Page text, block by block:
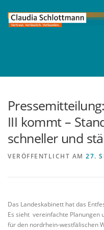
zum
Inhalt
III kommt –
schneller und
VERÖFFENTLICHT AM 27.
Das Landeskabinett hat das
Es sieht vereinfachte Planungen
für den nordrhein-westfälischen